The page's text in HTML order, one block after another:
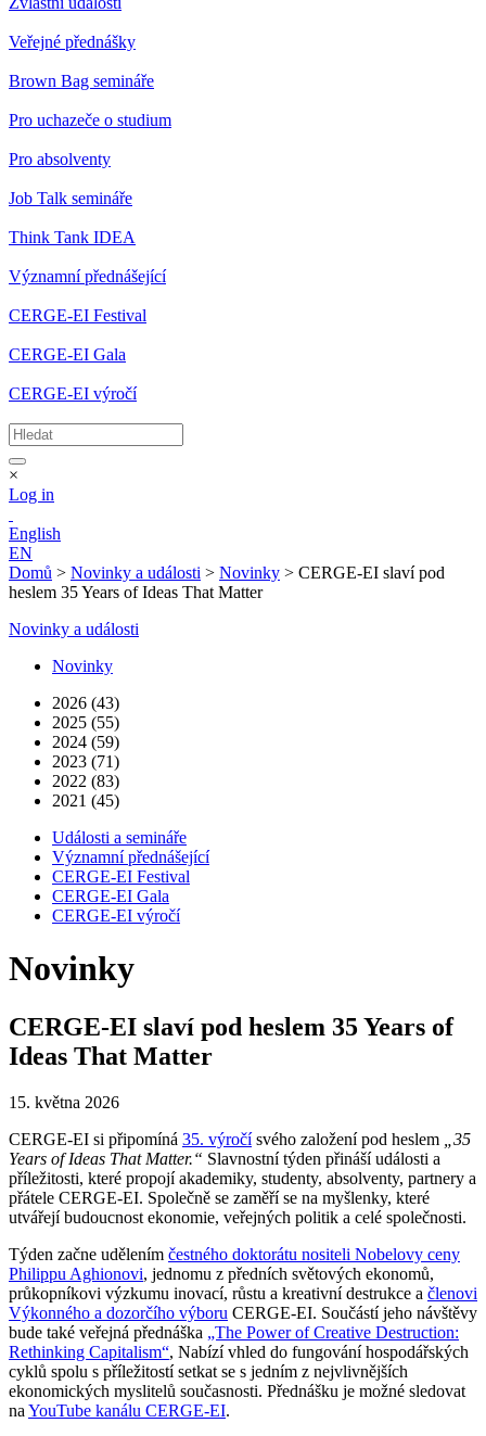
Veřejné přednášky
Brown Bag semináře
Pro uchazeče o studium
Pro absolventy
Job Talk semináře
Think Tank IDEA
Významní přednášející
CERGE-EI Festival
CERGE-EI Gala
CERGE-EI výročí
×
Log in
English
EN
Domů > Novinky a události > Novinky > CERGE-EI slaví pod
heslem 35 Years of Ideas That Matter
Novinky a události
Novinky
2026 (43)
2025 (55)
2024 (59)
2023 (71)
2022 (83)
2021 (45)
Události a semináře
Významní přednášející
CERGE-EI Festival
CERGE-EI Gala
CERGE-EI výročí
Novinky
CERGE-EI slaví pod heslem 35 Years of
Ideas That Matter
15. května 2026
CERGE-EI si připomíná 35. výročísvého založení pod heslem
„35
Years of Ideas That Matter.“ Slavnostní týden přináší události a
příležitosti, které propojí akademiky, studenty, absolventy, partnery a
přátele CERGE-EI. Společně se zaměří se na myšlenky, které
utvářejí budoucnost ekonomie, veřejných politik a celé společnosti.
Týden začne udělením čestného doktorátu nositeli Nobelovy ceny
Philippu Aghionovi, jednomu z předních světových ekonomů,
průkopníkovi výzkumu inovací, růstu a kreativní destrukce a členovi
Výkonného a dozorčího výboru CERGE-EI. Součástí jeho návštěvy
bude také veřejná přednáška „The Power of Creative Destruction:
Rethinking Capitalism“, Nabízí vhled do fungování hospodářských
cyklů spolu s příležitostí setkat se s jedním z nejvlivnějších
ekonomických myslitelů současnosti. Přednášku je možné sledovat
na YouTube kanálu CERGE-EI.